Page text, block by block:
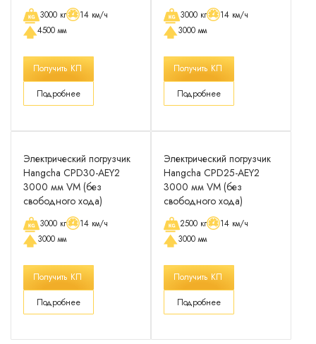
3000 кг
14 км/ч
4500 мм
Получить КП
Подробнее
3000 кг
14 км/ч
3000 мм
Получить КП
Подробнее
Электрический погрузчик
Hangcha CPD30-AEY2
3000 мм VM (без
свободного хода)
3000 кг
14 км/ч
3000 мм
Получить КП
Подробнее
Электрический погрузчик
Hangcha CPD25-AEY2
3000 мм VM (без
свободного хода)
2500 кг
14 км/ч
3000 мм
Получить КП
Подробнее